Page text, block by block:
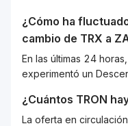
¿Cómo ha
cambio de TRX a
En las últimas 24
experimentó un
¿Cuántos TRON
La oferta en